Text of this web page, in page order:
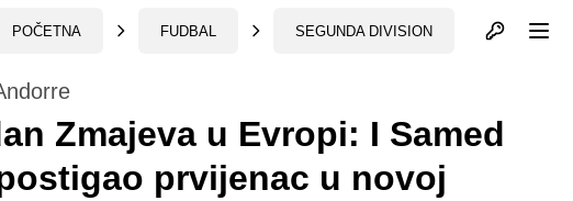
POČETNA FUDBAL SEGUNDA DIVISION Otvori profil
Zmajeva u Evropi: I Samed
prvijenac u novoj